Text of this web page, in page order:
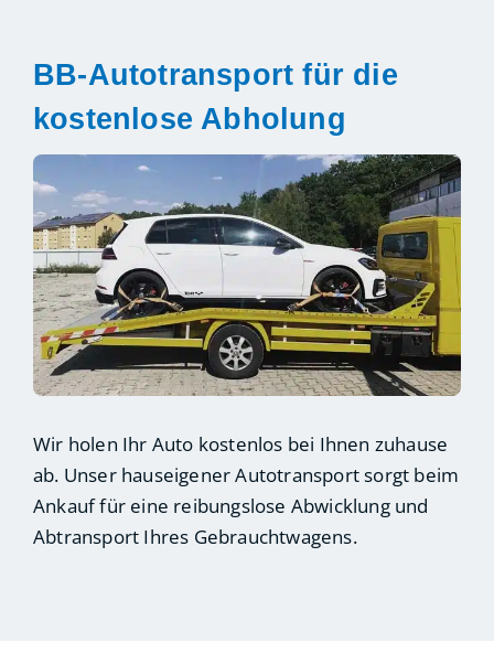
BB-Autotransport für die
kostenlose Abholung
Wir holen Ihr Auto kostenlos bei Ihnen zuhause
ab. Unser hauseigener Autotransport sorgt beim
Ankauf für eine reibungslose Abwicklung und
Abtransport Ihres Gebrauchtwagens.